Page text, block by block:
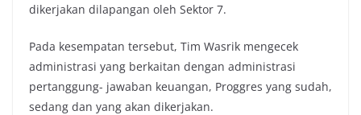
dikerjakan dilapangan oleh Sektor 7.
Pada kesempatan tersebut, Tim Wasrik mengecek
administrasi yang berkaitan dengan administrasi
pertanggung- jawaban keuangan, Proggres yang sudah,
sedang dan yang akan dikerjakan.